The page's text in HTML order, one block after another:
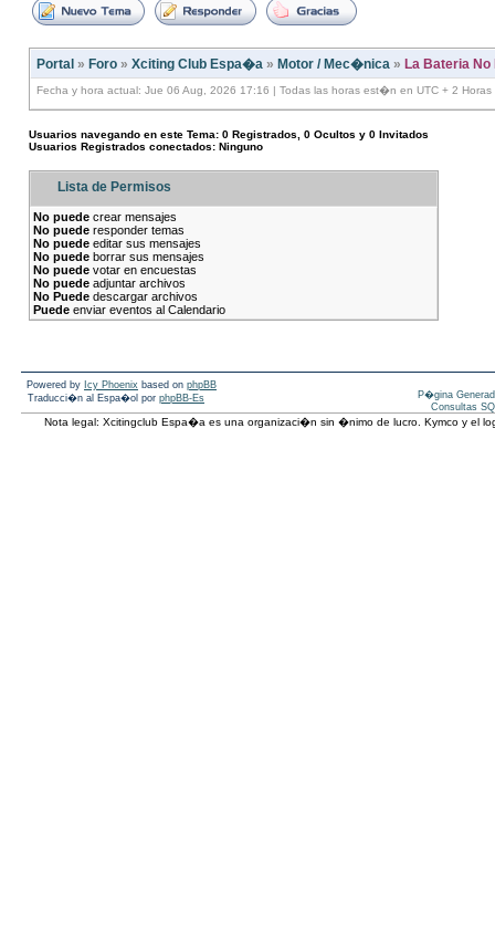
Portal » Foro » Xciting Club Espa�a » Motor / Mec�nica » La Bateria
Fecha y hora actual: Jue 06 Aug, 2026 17:16 | Todas las horas est�n en UTC + 2 Horas
Usuarios navegando en este Tema: 0 Registrados, 0 Ocultos y 0 Invitados
Usuarios Registrados conectados: Ninguno
Lista de Permisos
No puede crear mensajes
No puede responder temas
No puede editar sus mensajes
No puede borrar sus mensajes
No puede votar en encuestas
No puede adjuntar archivos
No Puede descargar archivos
Puede enviar eventos al Calendario
Powered by Icy Phoenix based on phpBB
Traducci�n al Espa�ol por phpBB-Es
P�gina
Consultas
Nota legal: Xcitingclub Espa�a es una organizaci�n sin �nimo de lucro. Kymco y el